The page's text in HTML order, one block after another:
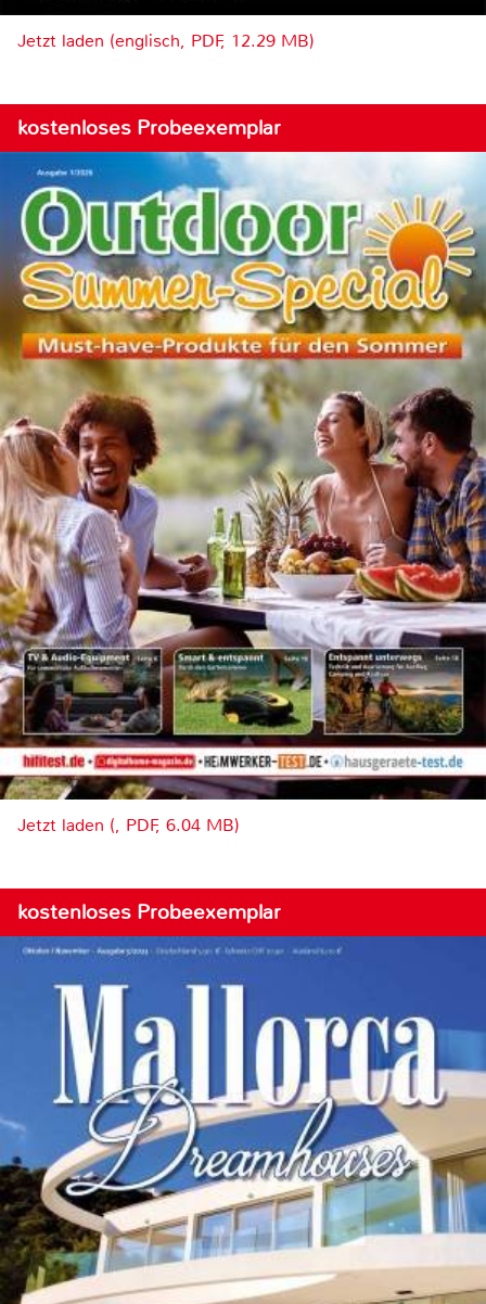
Jetzt laden (englisch, PDF, 12.29 MB)
kostenloses Probeexemplar
Jetzt laden (, PDF, 6.04 MB)
kostenloses Probeexemplar